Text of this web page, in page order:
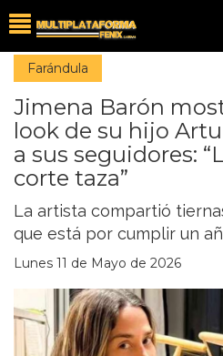
Farándula
Jimena Barón
look de su hijo
a sus seguidores:
corte taza”
La artista compartió
que está por cumplir un
Lunes 11 de Mayo de 2026